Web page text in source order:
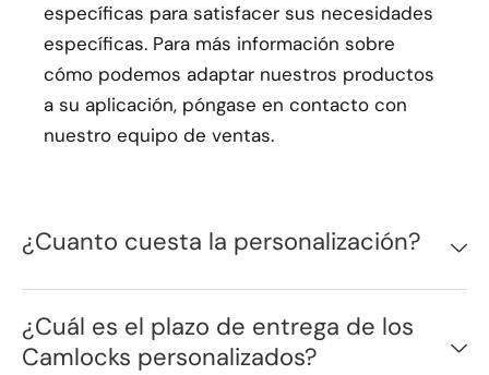
específicas para satisfacer sus necesidades
específicas. Para más información sobre
cómo podemos adaptar nuestros productos
a su aplicación, póngase en contacto con
nuestro equipo de ventas.
¿Cuanto cuesta la personalización?
¿Cuál es el plazo de entrega de los
Camlocks personalizados?